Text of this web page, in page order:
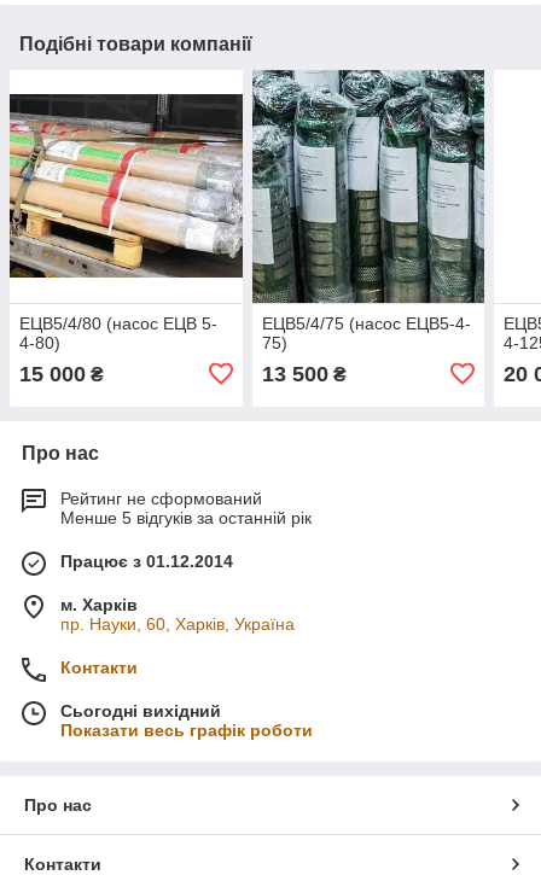
Подібні товари компанії
ЕЦВ5/4/80 (насос ЕЦВ 5-
4-80)
15 000 ₴
ЕЦВ5/4/75 (насос ЕЦВ5-4-
75)
13 500₴
4-
20
Про нас
Рейтинг не сформований
Менше 5 відгуків за останній рік
Працює з 01.12.2014
м. Харків
пр. Науки, 60, Харків, Україна
Контакти
Сьогодні вихідний
Показати весь графік роботи
Про нас
Контакти